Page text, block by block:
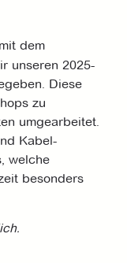
dem
unseren 2025-
Diese
zu
umgearbeitet.
Kabel-
welche
besonders